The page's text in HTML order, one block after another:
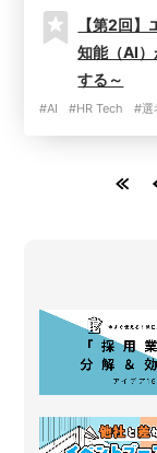
【第2回
知能（AI
する～
#AI #HR Tech #選